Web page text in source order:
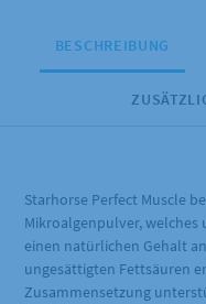
BESCHREIBUNG
Starhorse Perfect Muscle
Mikroalgenpulver, welches
einen natürlichen Gehalt
ungesättigten Fettsäuren
Zusammensetzung